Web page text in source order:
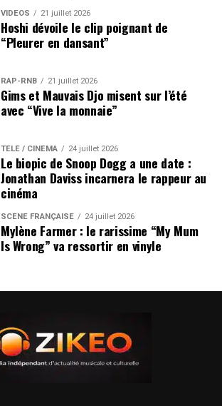
VIDEOS 21 juillet 2026
Hoshi dévoile le clip poignant de
“Pleurer en dansant”
RAP-RNB 21 juillet 2026
Gims et Mauvais Djo misent sur l’été
avec “Vive la monnaie”
TÉLÉ / CINÉMA 24 juillet 2026
Le biopic de Snoop Dogg a une date :
Jonathan Daviss incarnera le rappeur au
cinéma
SCÈNE FRANÇAISE 24 juillet 2026
Mylène Farmer : le rarissime “My Mum
Is Wrong” va ressortir en vinyle